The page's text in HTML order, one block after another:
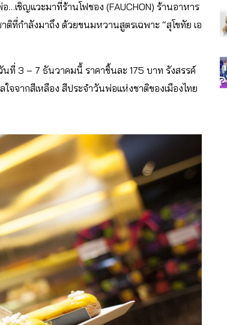
ชิญแวะมาที่ร้านโฟชอง (FAUCHON) ร้านอาหาร
ที่กำลังมาถึง ด้วยขนมหวานสูตรเฉพาะ “สุโขทัย เอ
นที่ 3 – 7 ธันวาคมนี้ ราคาชิ้นละ 175 บาท รังสรรค์
ใจจากสีเหลือง สีประจำวันพ่อแห่งชาติของเมืองไทย